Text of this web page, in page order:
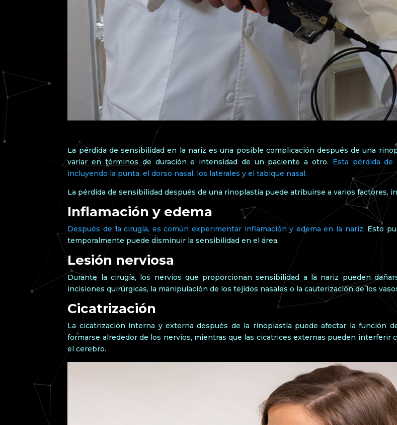
La pérdida de sensibilidad en la nariz es una posible complicación después de una
variar en términos de duración e intensidad de un paciente a otro. Esta pérdida
incluyendo la punta, el dorso nasal, los laterales y el tabique nasal.
La pérdida de sensibilidad después de una rinoplastía puede atribuirse a varios factores,
Inflamación y edema
Después de la cirugía, es común experimentar inflamación y edema en la nariz. Esto
temporalmente puede disminuir la sensibilidad en el área.
Lesión nerviosa
Durante la cirugía, los nervios que proporcionan sensibilidad a la nariz pueden
incisiones quirúrgicas, la manipulación de los tejidos nasales o la cauterización de los
Cicatrización
La cicatrización interna y externa después de la rinoplastía puede afectar la función
formarse alrededor de los nervios, mientras que las cicatrices externas pueden interferir
el cerebro.